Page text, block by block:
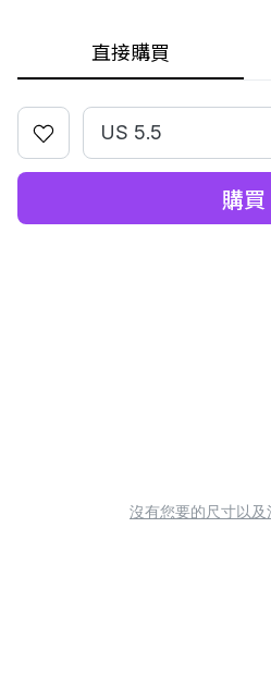
直接購買
US 5.5
購買
沒有您要的尺寸以及